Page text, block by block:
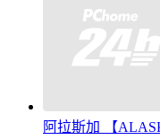
阿拉斯加 【